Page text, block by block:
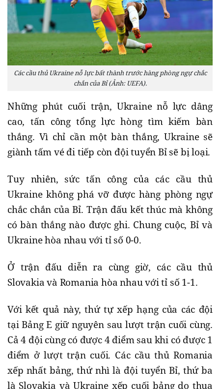
Các cầu thủ Ukraine nỗ lực bất thành trước hàng phòng ngự chắc
chắn của Bỉ (Ảnh: UEFA).
Những phút cuối trận, Ukraine nỗ lực dâng
cao, tấn công tổng lực hòng tìm kiếm bàn
thắng. Vì chỉ cần một bàn thắng, Ukraine sẽ
giành tấm vé đi tiếp còn đội tuyển Bỉ sẽ bị loại.
Tuy nhiên, sức tấn công của các cầu thủ
Ukraine không phá vỡ được hàng phòng ngự
chắc chắn của Bỉ. Trận đấu kết thúc mà không
có bàn thắng nào được ghi. Chung cuộc, Bỉ và
Ukraine hòa nhau với tỉ số 0-0.
Ở trận đấu diễn ra cùng giờ, các cầu thủ
Slovakia và Romania hòa nhau với tỉ số 1-1.
Với kết quả này, thứ tự xếp hạng của các đội
tại Bảng E giữ nguyên sau lượt trận cuối cùng.
Cả 4 đội cùng có được 4 điểm sau khi có được 1
điểm ở lượt trận cuối. Các cầu thủ Romania
xếp nhất bảng, thứ nhì là đội tuyển Bỉ, thứ ba
là Slovakia và Ukraine xếp cuối bảng do thua